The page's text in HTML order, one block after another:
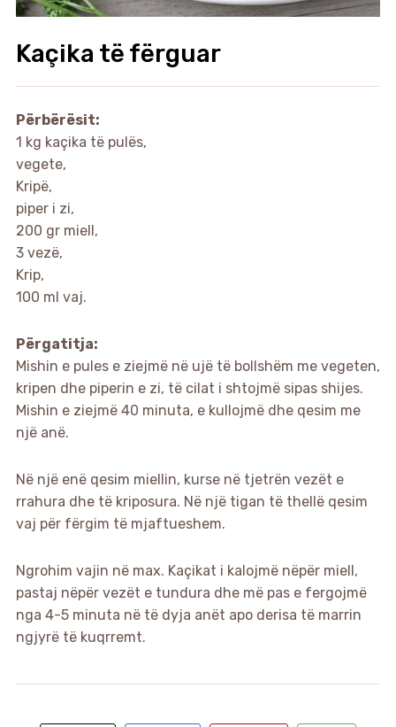
Kaçika të fërguar
Përbërësit:
1 kg kaçika të pulës,
vegete,
Kripë,
piper i zi,
200 gr miell,
3 vezë,
Krip,
100 ml vaj.
Përgatitja:
Mishin e pules e ziejmë në ujë të bollshëm me vegeten,
kripen dhe piperin e zi, të cilat i shtojmë sipas shijes.
Mishin e ziejmë 40 minuta, e kullojmë dhe qesim me
një anë.
Në një enë qesim miellin, kurse në tjetrën vezët e
rrahura dhe të kriposura. Në një tigan të thellë qesim
vaj për fërgim të mjaftueshem.
Ngrohim vajin në max. Kaçikat i kalojmë nëpër miell,
pastaj nëpër vezët e tundura dhe më pas e fergojmë
nga 4-5 minuta në të dyja anët apo derisa të marrin
ngjyrë të kuqrremt.